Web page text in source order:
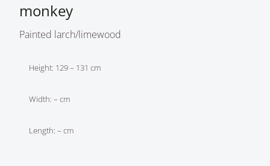
monkey
Painted larch/limewood
Height: 129 – 131 cm
Width: – cm
Length: – cm